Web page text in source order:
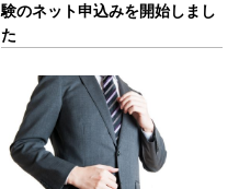
験のネット申込みを開始しまし
た